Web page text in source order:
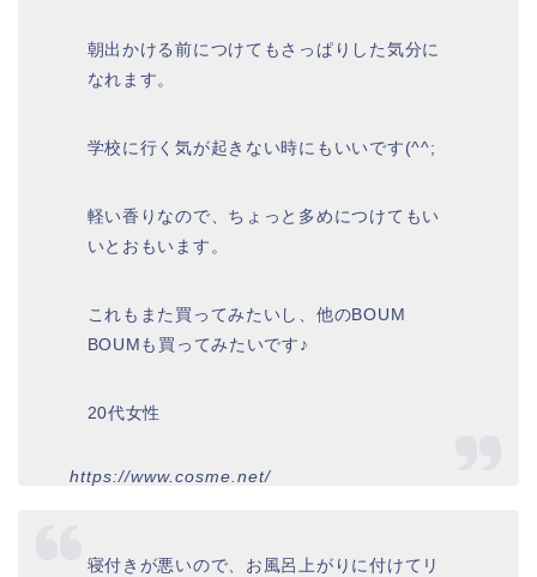
朝出かける前につけてもさっぱりした気分に
なれます。
学校に行く気が起きない時にもいいです(^^;
軽い香りなので、ちょっと多めにつけてもい
いとおもいます。
これもまた買ってみたいし、他のBOUM
BOUMも買ってみたいです♪
20代女性
https://www.cosme.net/
寝付きが悪いので、お風呂上がりに付けてリ